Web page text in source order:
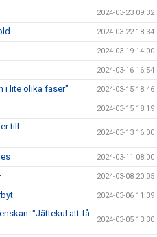
2024-03-23 09:32
2024-03-22 18:34
2024-03-19 14:00
2024-03-16 16:54
i lite olika faser" 2024-03-15 18:46
2024-03-15 18:19
till
2024-03-13 16:00
2024-03-11 08:00
2024-03-08 20:05
2024-03-06 11:39
"Jättekul att få
2024-03-05 13:30